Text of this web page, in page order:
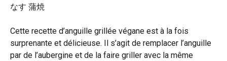
なす 蒲焼
Cette recette d’anguille grillée végane est à la fois
surprenante et délicieuse. Il s’agit de remplacer l’anguille
par de l’aubergine et de la faire griller avec la même